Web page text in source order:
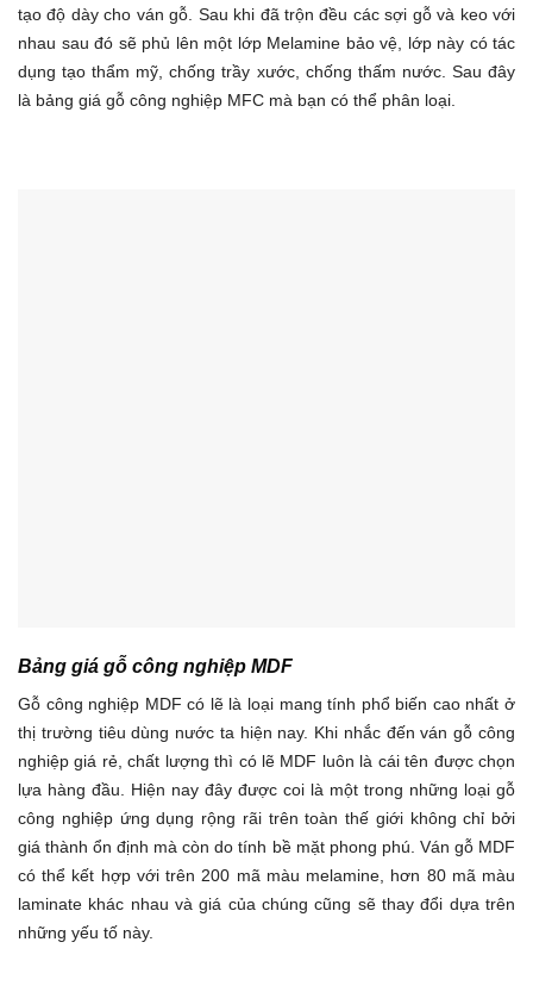
tạo độ dày cho ván gỗ. Sau khi đã trộn đều các sợi gỗ và keo với
nhau sau đó sẽ phủ lên một lớp Melamine bảo vệ, lớp này có tác
dụng tạo thẩm mỹ, chống trầy xước, chống thấm nước. Sau đây
là bảng giá gỗ công nghiệp MFC mà bạn có thể phân loại.
Bảng giá gỗ công nghiệp MDF
Gỗ công nghiệp MDF có lẽ là loại mang tính phổ biến cao nhất ở
thị trường tiêu dùng nước ta hiện nay. Khi nhắc đến ván gỗ công
nghiệp giá rẻ, chất lượng thì có lẽ MDF luôn là cái tên được chọn
lựa hàng đầu. Hiện nay đây được coi là một trong những loại gỗ
công nghiệp ứng dụng rộng rãi trên toàn thế giới không chỉ bởi
giá thành ổn định mà còn do tính bề mặt phong phú. Ván gỗ MDF
có thể kết hợp với trên 200 mã màu melamine, hơn 80 mã màu
laminate khác nhau và giá của chúng cũng sẽ thay đổi dựa trên
những yếu tố này.